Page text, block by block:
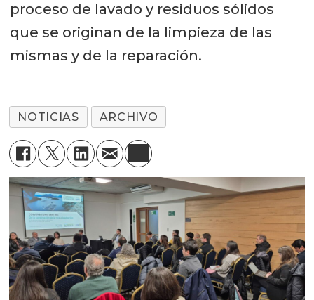
proceso de lavado y residuos sólidos
que se originan de la limpieza de las
mismas y de la reparación.
NOTICIAS ARCHIVO